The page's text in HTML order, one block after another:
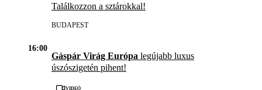
Találkozzon a sztárokkal!
BUDAPEST
16:00
Gáspár Virág Európa legújabb luxus
úszószigetén pihent!
Videó